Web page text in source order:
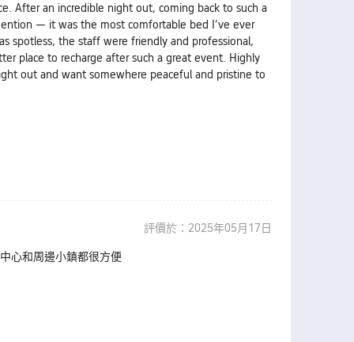
After an incredible night out, coming back to such a
— it was the most comfortable bed I’ve ever
spotless, the staff were friendly and professional,
place to recharge after such a great event. Highly
out and want somewhere peaceful and pristine to
評價於：2025年05月17日
心和周邊小鎮都很方便